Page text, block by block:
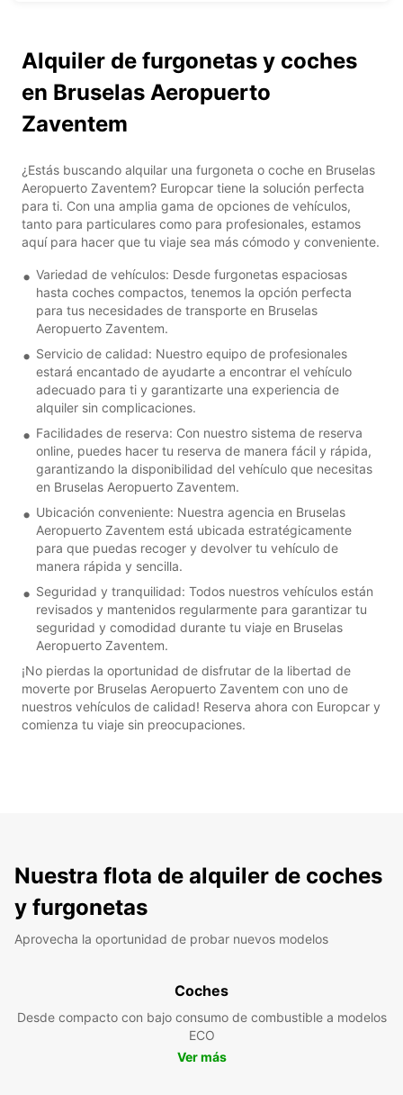
Alquiler de furgonetas y coches
en Bruselas Aeropuerto
Zaventem
¿Estás buscando alquilar una furgoneta o coche en Bruselas
Aeropuerto Zaventem? Europcar tiene la solución perfecta
para ti. Con una amplia gama de opciones de vehículos,
tanto para particulares como para profesionales, estamos
aquí para hacer que tu viaje sea más cómodo y conveniente.
Variedad de vehículos: Desde furgonetas espaciosas
hasta coches compactos, tenemos la opción perfecta
para tus necesidades de transporte en Bruselas
Aeropuerto Zaventem.
Servicio de calidad: Nuestro equipo de profesionales
estará encantado de ayudarte a encontrar el vehículo
adecuado para ti y garantizarte una experiencia de
alquiler sin complicaciones.
Facilidades de reserva: Con nuestro sistema de reserva
online, puedes hacer tu reserva de manera fácil y rápida,
garantizando la disponibilidad del vehículo que necesitas
en Bruselas Aeropuerto Zaventem.
Ubicación conveniente: Nuestra agencia en Bruselas
Aeropuerto Zaventem está ubicada estratégicamente
para que puedas recoger y devolver tu vehículo de
manera rápida y sencilla.
Seguridad y tranquilidad: Todos nuestros vehículos están
revisados y mantenidos regularmente para garantizar tu
seguridad y comodidad durante tu viaje en Bruselas
Aeropuerto Zaventem.
¡No pierdas la oportunidad de disfrutar de la libertad de
moverte por Bruselas Aeropuerto Zaventem con uno de
nuestros vehículos de calidad! Reserva ahora con Europcar y
comienza tu viaje sin preocupaciones.
Nuestra flota de alquiler de coches
y furgonetas
Aprovecha la oportunidad de probar nuevos modelos
Coches
Desde compacto con bajo consumo de combustible a modelos
ECO
Ver más